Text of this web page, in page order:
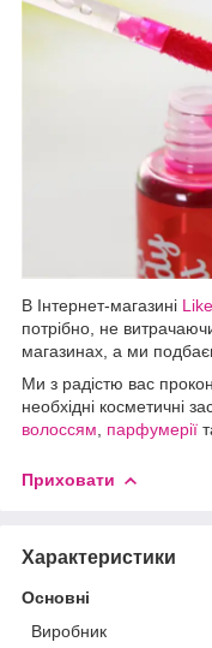
В Інтернет-магазині
потрібно, не
магазинах, а ми
Ми з радістю вас
необхідні косметичні
волоссям
парфумерії
Приховати
Характеристики
Основні
Виробник